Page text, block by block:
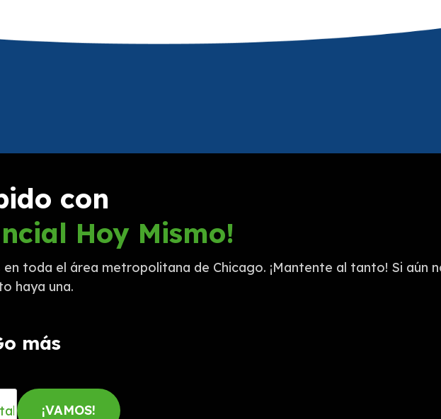
con
Hoy Mismo!
en toda el área metropolitana de Chicago. ¡Mantente al tanto! Si aún
haya una.
más